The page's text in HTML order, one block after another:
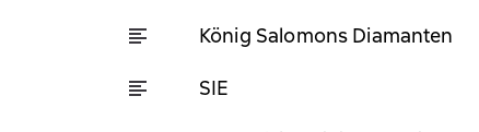
König Salomons Diamanten
SIE